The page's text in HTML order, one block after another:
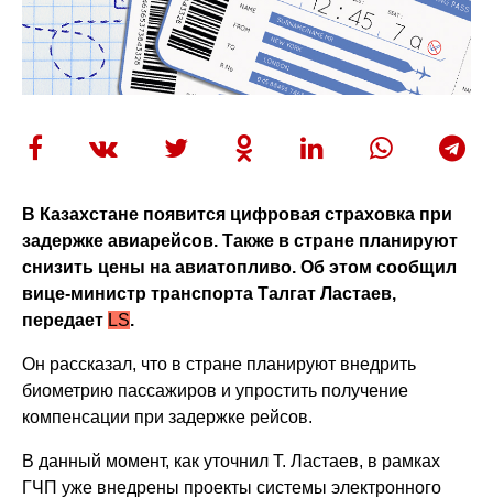
В Казахстане появится цифровая страховка при
задержке авиарейсов. Также в стране планируют
снизить цены на авиатопливо. Об этом сообщил
вице-министр транспорта Талгат Ластаев,
передает LS.
Он рассказал, что в стране планируют внедрить
биометрию пассажиров и упростить получение
компенсации при задержке рейсов.
В данный момент, как уточнил Т. Ластаев, в рамках
ГЧП уже внедрены проекты системы электронного